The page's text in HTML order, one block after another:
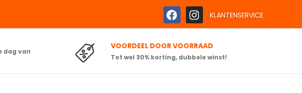
KLANTENSERVICE
dag van
VOORDEEL DOOR VOORRAAD
Tot wel 30% korting, dubbele winst!